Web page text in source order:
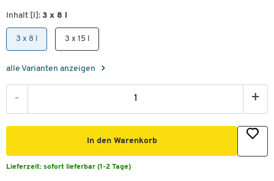
Inhalt [l]: 3 x 8 l
3 x 8 l 3 x 15 l
alle Varianten anzeigen
- +
In den Warenkorb
Lieferzeit: sofort lieferbar (1-2 Tage)